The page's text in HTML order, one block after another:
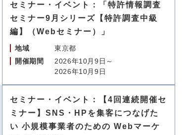
セミナー・イベント：「特許情報調査
セミナー9月シリーズ【特許調査中級
編】（Webセミナー）」
地域
東京都
開催期間
2026年10月9日～
2026年10月9日
セミナー・イベント：【4回連続開催セ
ミナー】SNS・HPを集客につなげた
い 小規模事業者のための Webマーケ